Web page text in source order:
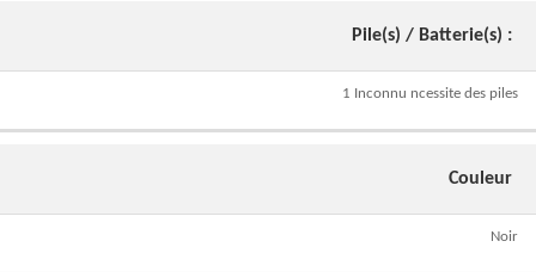
Pile(s) / Batterie(s) :
1 Inconnu ncessite des piles
Couleur
Noir